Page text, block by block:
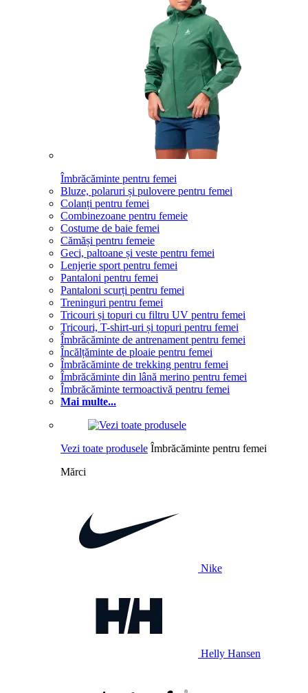
Îmbrăcăminte pentru femei
Bluze, polaruri și pulovere pentru femei
Colanți pentru femei
Combinezoane pentru femeie
Costume de baie femei
Cămăși pentru femeie
Geci, paltoane și veste pentru femei
Lenjerie sport pentru femei
Pantaloni pentru femei
Pantaloni scurți pentru femei
Treninguri pentru femei
Tricouri și topuri cu filtru UV pentru femei
Tricouri, T-shirt-uri și topuri pentru femei
Îmbrăcăminte de antrenament pentru femei
Încălțăminte de ploaie pentru femei
Îmbrăcăminte de trekking pentru femei
Îmbrăcăminte din lână merino pentru femei
Îmbrăcăminte termoactivă pentru femei
Mai multe...
Vezi toate produsele Îmbrăcăminte pentru femei
Mărci
Nike
Helly Hansen